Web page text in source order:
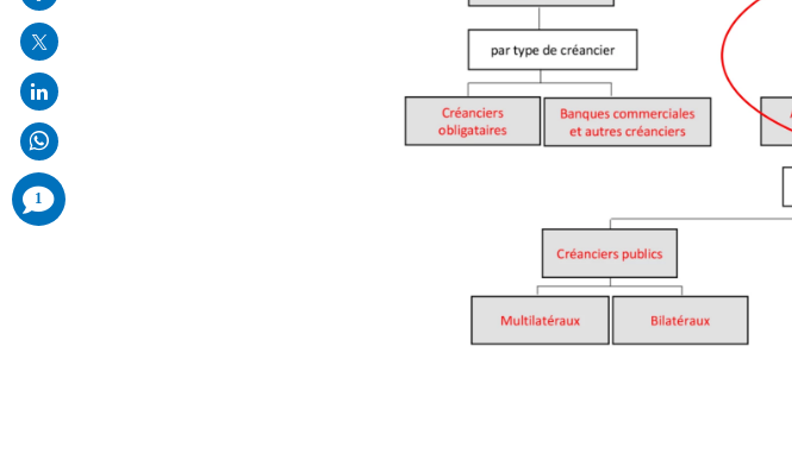
mail
1
comments
added